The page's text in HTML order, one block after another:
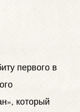
первого в
который